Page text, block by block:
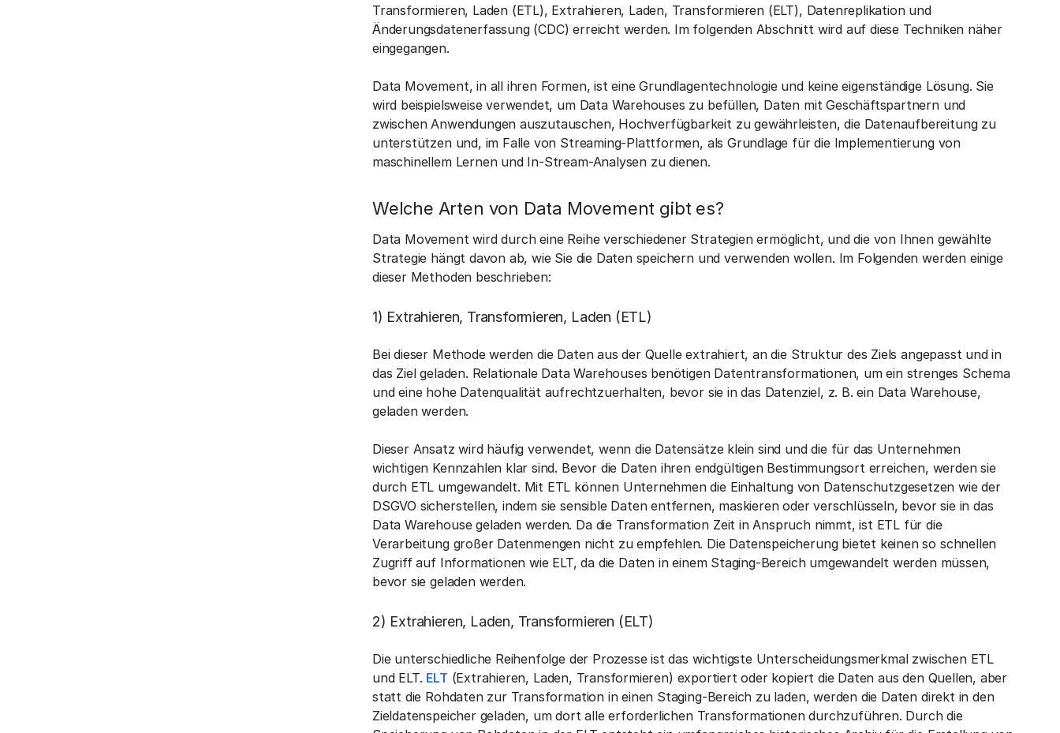
Transformieren, Laden (ETL), Extrahieren, Laden, Transformieren (ELT), Datenreplikation und
Änderungsdatenerfassung (CDC) erreicht werden. Im folgenden Abschnitt wird auf diese Techniken näher
eingegangen.
Data Movement, in all ihren Formen, ist eine Grundlagentechnologie und keine eigenständige Lösung. Sie
wird beispielsweise verwendet, um Data Warehouses zu befüllen, Daten mit Geschäftspartnern und
zwischen Anwendungen auszutauschen, Hochverfügbarkeit zu gewährleisten, die Datenaufbereitung zu
unterstützen und, im Falle von Streaming-Plattformen, als Grundlage für die Implementierung von
maschinellem Lernen und In-Stream-Analysen zu dienen.
Welche Arten von Data Movement gibt es?
Data Movement wird durch eine Reihe verschiedener Strategien ermöglicht, und die von Ihnen gewählte
Strategie hängt davon ab, wie Sie die Daten speichern und verwenden wollen. Im Folgenden werden einige
dieser Methoden beschrieben:
1) Extrahieren, Transformieren, Laden (ETL)
Bei dieser Methode werden die Daten aus der Quelle extrahiert, an die Struktur des Ziels angepasst und in
das Ziel geladen. Relationale Data Warehouses benötigen Datentransformationen, um ein strenges Schema
und eine hohe Datenqualität aufrechtzuerhalten, bevor sie in das Datenziel, z. B. ein Data Warehouse,
geladen werden.
Dieser Ansatz wird häufig verwendet, wenn die Datensätze klein sind und die für das Unternehmen
wichtigen Kennzahlen klar sind. Bevor die Daten ihren endgültigen Bestimmungsort erreichen, werden sie
durch ETL umgewandelt. Mit ETL können Unternehmen die Einhaltung von Datenschutzgesetzen wie der
DSGVO sicherstellen, indem sie sensible Daten entfernen, maskieren oder verschlüsseln, bevor sie in das
Data Warehouse geladen werden. Da die Transformation Zeit in Anspruch nimmt, ist ETL für die
Verarbeitung großer Datenmengen nicht zu empfehlen. Die Datenspeicherung bietet keinen so schnellen
Zugriff auf Informationen wie ELT, da die Daten in einem Staging-Bereich umgewandelt werden müssen,
bevor sie geladen werden.
2) Extrahieren, Laden, Transformieren (ELT)
Die unterschiedliche Reihenfolge der Prozesse ist das wichtigste Unterscheidungsmerkmal zwischen ETL
und ELT. ELT (Extrahieren, Laden, Transformieren) exportiert oder kopiert die Daten aus den Quellen, aber
statt die Rohdaten zur Transformation in einen Staging-Bereich zu laden, werden die Daten direkt in den
Zieldatenspeicher geladen, um dort alle erforderlichen Transformationen durchzuführen. Durch die